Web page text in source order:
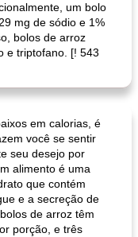
um bolo
mg de sódio e 1%
bolos de arroz
e triptofano. [! 543
em calorias, é
você se sentir
seu desejo por
alimento é uma
que contém
e a secreção de
de arroz têm
porção, e três